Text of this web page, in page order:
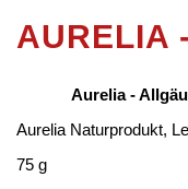
AURELIA
Aurelia -
Aurelia Naturprodukt,
75 g